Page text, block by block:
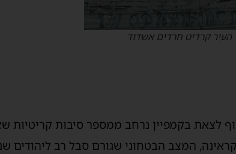
העיר קרדיט חרדים אשדוד
לצאת בקמפיין נרחב ממספר סיבות קריטיות
המצב הבטחוני שגורם סבל רב ליהודים